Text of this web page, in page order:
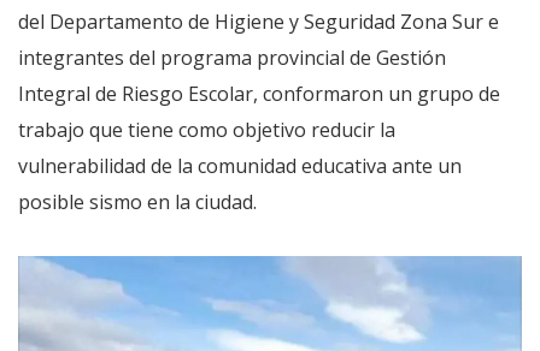
del Departamento de Higiene y Seguridad Zona Sur e
integrantes del programa provincial de Gestión
Integral de Riesgo Escolar, conformaron un grupo de
trabajo que tiene como objetivo reducir la
vulnerabilidad de la comunidad educativa ante un
posible sismo en la ciudad.